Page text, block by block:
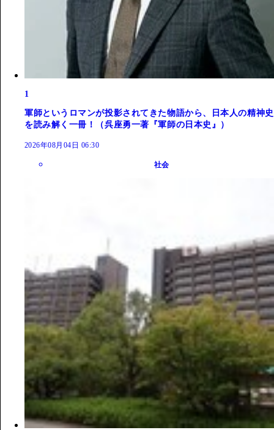
1
軍師というロマンが投影されてきた物語から、日本人の精神史
を読み解く一冊！（呉座勇一著『軍師の日本史』）
2026年08月04日 06:30
社会